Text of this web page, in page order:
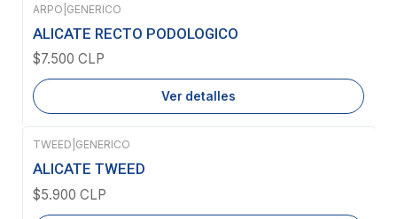
Agotado
ARPO GENERICO
ALICATE RECTO PODOLOGICO
$7.500 CLP
Ver detalles
Agotado
TWEED GENERICO
ALICATE TWEED
$5.900 CLP